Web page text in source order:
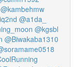
@kambehmw
@a1da_
@kgsbl
@Biwakaba1310